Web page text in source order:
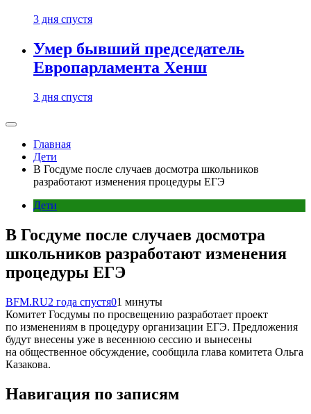
3 дня спустя
Умер бывший председатель
Европарламента Хенш
3 дня спустя
Главная
Дети
В Госдуме после случаев досмотра школьников
разработают изменения процедуры ЕГЭ
Дети
В Госдуме после случаев досмотра
школьников разработают изменения
процедуры ЕГЭ
BFM.RU2 года спустя01 минуты
Комитет Госдумы по просвещению разработает проект
по изменениям в процедуру организации ЕГЭ. Предложения
будут внесены уже в весеннюю сессию и вынесены
на общественное обсуждение, сообщила глава комитета Ольга
Казакова.
Навигация по записям